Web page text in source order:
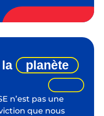
planète
que nous